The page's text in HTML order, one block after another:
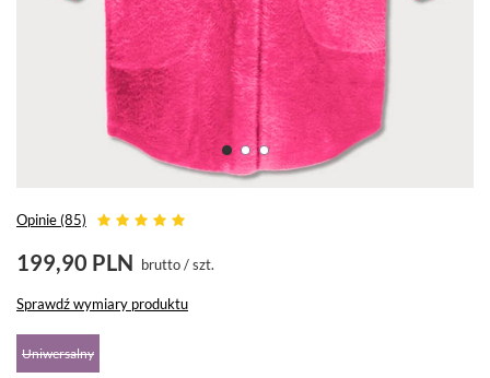
Opinie (85)
199,90 PLN brutto/szt.
Sprawdź wymiary produktu
Uniwersalny